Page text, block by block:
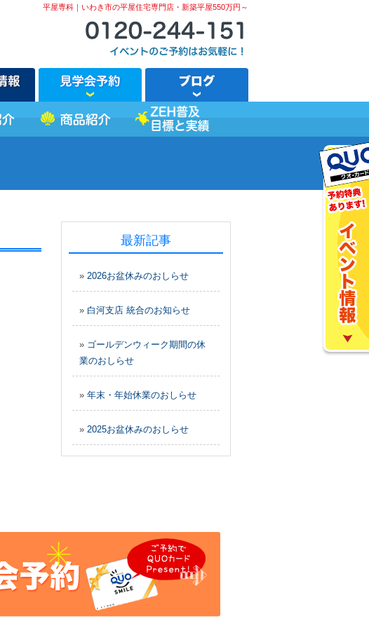
平屋専科｜いわき市の平屋住宅専門店・新築平屋550万円～
最新記事
» 2026お盆休みのおしらせ
» 白河支店 統合のお知らせ
» ゴールデンウィーク期間の休
業のおしらせ
» 年末・年始休業のおしらせ
» 2025お盆休みのおしらせ